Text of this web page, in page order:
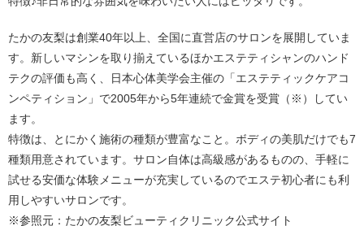
たかの友梨は創業40年以上、全国に直営店のサロンを展開していま
す。新しいマシンを取り揃えているほかエステティシャンのハンド
テクの評価も高く、日本心体美学会主催の「エステティックケアコ
ンペティション」で2005年から5年連続で金賞を受賞（※）してい
ます。
特徴は、とにかく施術の種類が豊富なこと。ボディの美肌だけでも7
種類用意されています。サロン自体は高級感があるものの、手軽に
試せる安価な体験メニューが充実しているのでエステ初心者にも利
用しやすいサロンです。
※参照元：たかの友梨ビューティクリニック公式サイト